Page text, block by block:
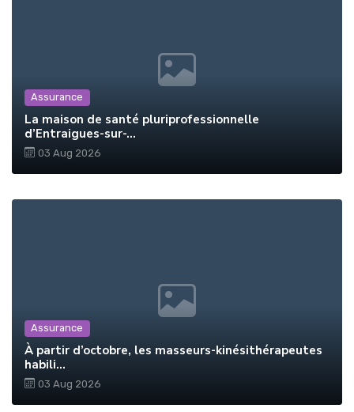
Assurance
La maison de santé pluriprofessionnelle
d’Entraigues-sur-...
03 Aug 2026
Assurance
À partir d’octobre, les masseurs-kinésithérapeutes
habili...
03 Aug 2026